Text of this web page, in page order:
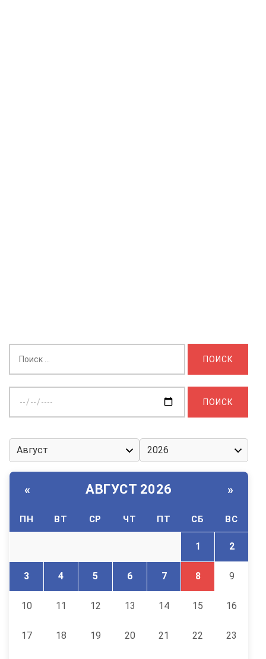
дату:
« АВГУСТ 2026 »
ПН ВТ СР ЧТ ПТ СБ ВС
1 2
3 4 5 6 7 8 9
10 11 12 13 14 15 16
17 18 19 20 21 22 23